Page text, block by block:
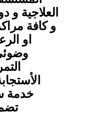
العلاجية و
و كافة
او
خدمة